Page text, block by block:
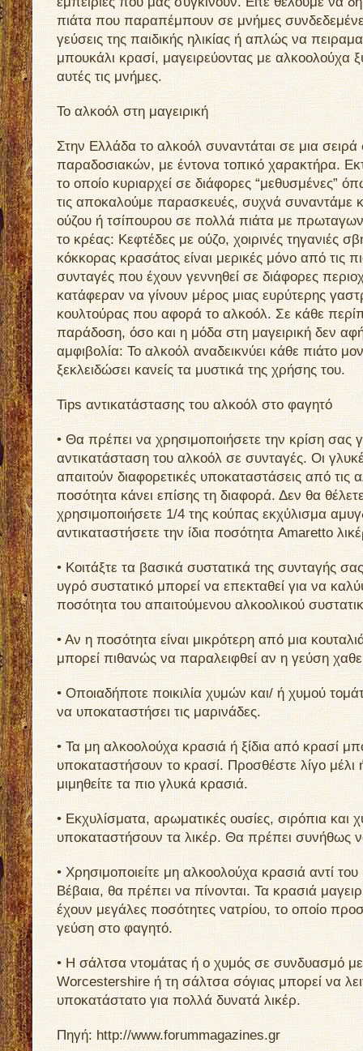
πιάτα που παραπέμπουν σε μνήμες
γεύσεις της παιδικής ηλικίας ή απλώς να
μπουκάλι κρασί, μαγειρεύοντας με αλκοολούχα
αυτές τις μνήμες.
Το αλκοόλ στη μαγειρική
Στην Ελλάδα το αλκοόλ συναντάται σε μια
παραδοσιακών, με έντονα τοπικό χαρακτήρα.
το οποίο κυριαρχεί σε διάφορες “μεθυσμένες”
τις αποκαλούμε παρασκευές, συχνά συναντάμε
ούζου ή τσίπουρου σε πολλά πιάτα με
το κρέας: Κεφτέδες με ούζο, χοιρινές τηγανιές
κόκκορας κρασάτος είναι μερικές μόνο από τις
συνταγές που έχουν γεννηθεί σε διάφορες
κατάφεραν να γίνουν μέρος μιας ευρύτερης
κουλτούρας που αφορά το αλκοόλ. Σε κάθε
παράδοση, όσο και η μόδα στη μαγειρική δεν
αμφιβολία: Το αλκοόλ αναδεικνύει κάθε πιάτο
ξεκλειδώσει κανείς τα μυστικά της χρήσης του.
Tips αντικατάστασης του αλκοόλ στο φαγητό
• Θα πρέπει να χρησιμοποιήσετε την κρίση σας
αντικατάσταση του αλκοόλ σε συνταγές. Οι
απαιτούν διαφορετικές υποκαταστάσεις από τις
ποσότητα κάνει επίσης τη διαφορά. Δεν θα
χρησιμοποιήσετε 1/4 της κούπας εκχύλισμα
αντικαταστήσετε την ίδια ποσότητα Amaretto
• Κοιτάξτε τα βασικά συστατικά της συνταγής
υγρό συστατικό μπορεί να επεκταθεί για να
ποσότητα του απαιτούμενου αλκοολικού
• Αν η ποσότητα είναι μικρότερη από μια
μπορεί πιθανώς να παραλειφθεί αν η γεύση
• Οποιαδήποτε ποικιλία χυμών και/ ή χυμού
να υποκαταστήσει τις μαρινάδες.
• Τα μη αλκοολούχα κρασιά ή ξίδια από κρασί
υποκαταστήσουν το κρασί. Προσθέστε λίγο μέλι
μιμηθείτε τα πιο γλυκά κρασιά.
• Εκχυλίσματα, αρωματικές ουσίες, σιρόπια και
υποκαταστήσουν τα λικέρ. Θα πρέπει συνήθως
• Χρησιμοποιείτε μη αλκοολούχα κρασιά αντί
Βέβαια, θα πρέπει να πίνονται. Τα κρασιά
έχουν μεγάλες ποσότητες νατρίου, το οποίο
γεύση στο φαγητό.
• Η σάλτσα ντομάτας ή ο χυμός σε συνδυασμό
Worcestershire ή τη σάλτσα σόγιας μπορεί να
υποκατάστατο για πολλά δυνατά λικέρ.
Πηγή: http://www.forummagazines.gr